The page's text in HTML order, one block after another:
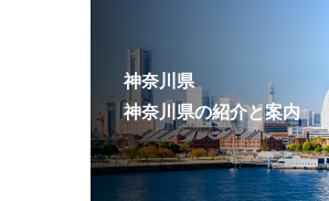
神奈川県
神奈川県の紹介と案内